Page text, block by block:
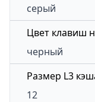
серый
Цвет клавиш
черный
Размер L3
12